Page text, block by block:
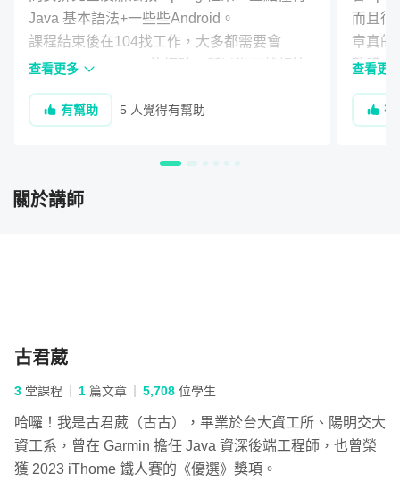
解 OAuth 2.0 被發明出來最一開始要解決的問題是什麼、以
及後續的常見應用，接著我會介紹要如何使用 Spring
Security 所支援的 OAuth 的功能，去串接第三方的網站，
取得使用者在 Google 或是 Line 中的資訊。
面，加入 Spring Security 的功能，實際去串接 Google、
能。
第三階段 - Spring Security 和微服務架
階段學習成果：了解如何在微服務架構中應
Java 基本語法+一些些Android。
課程結束後在104找工作，大多都需要會
Spring Framework 的經驗，所以當下就趕快
而老師所開的 Spring Boot 課程，當時分析下
(不會想睡覺的聲音)，馬上就下單報名。
-----------
Spring Boot 說完了，換說為什麼要來買
Spring Security。
----------------------------------------------------------------
查看更多
有幫助 5 人覺得有幫助
而且很
章真的
整體來
輸入
查看更
有
關於講師
古君葳
3 堂課程 1 篇文章 5,708 位學生
哈囉！我是古君葳（古古），畢業於台大資工所、陽明交大
資工系，曾在 Garmin 擔任 Java 資深後端工程師，也曾榮
獲 2023 iThome 鐵人賽的《優選》獎項。